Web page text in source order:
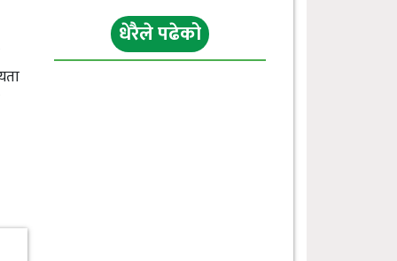
धेरैले पढेको